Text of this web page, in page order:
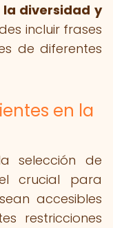
la diversidad y
incluir frases
de diferentes
en la
selección de
crucial para
accesibles
restricciones